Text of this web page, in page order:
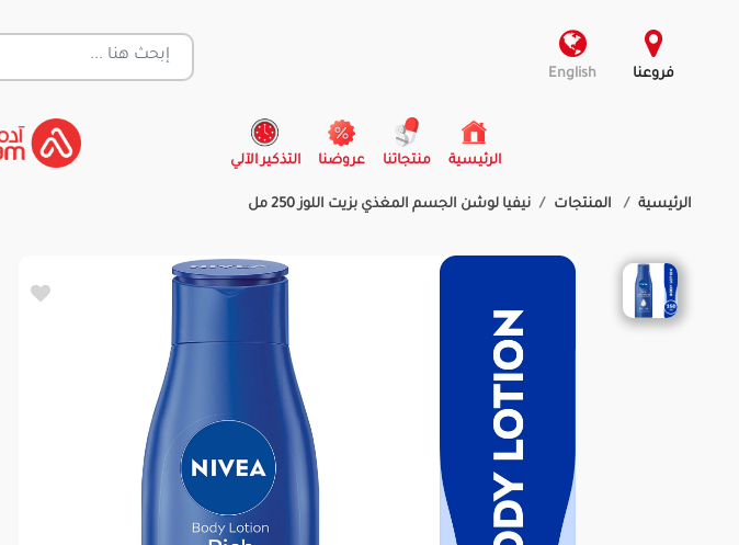
فروعنا English
الرئيسية
(current) منتجاتنا عروضنا التذكير الآلي
الرئيسية المنتجات نيفيا لوشن الجسم المغذي بزيت اللوز 250 مل